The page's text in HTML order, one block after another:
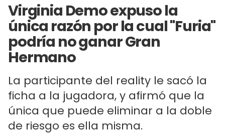
Virginia Demo expuso la
única razón por la cual "Furia"
podría no ganar Gran
Hermano
La participante del reality le sacó la
ficha a la jugadora, y afirmó que la
única que puede eliminar a la doble
de riesgo es ella misma.